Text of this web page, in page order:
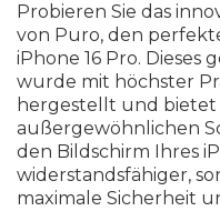
Probieren Sie das
von Puro, den
iPhone 16 Pro. Dieses
wurde mit höchster
hergestellt und bietet
außergewöhnlichen
den Bildschirm Ihres
widerstandsfähiger,
maximale Sicherheit